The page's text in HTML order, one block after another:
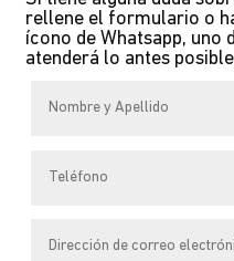
rellene el formulario o
ícono de Whatsapp, uno
atenderá lo antes